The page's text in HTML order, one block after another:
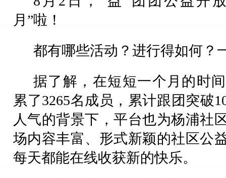
月”啦！
都有哪些活动？进行得如何？
据了解，在短短一个月的时
累了3265名成员，累计跟团突破
人气的背景下，平台也为杨浦社
场内容丰富、形式新颖的社区公
每天都能在线收获新的快乐。